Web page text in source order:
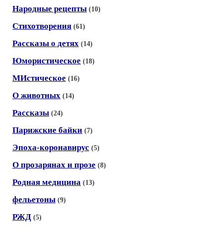
Народные рецепты (10)
Стихотворения (61)
Рассказы о детях (14)
Юмористическое (18)
МИстическое (16)
О животных (14)
Рассказы (24)
Парижские байки (7)
Эпоха-коронавирус (5)
О прозарянах и прозе (8)
Родная медицина (13)
фельетоны (9)
РЖД (5)